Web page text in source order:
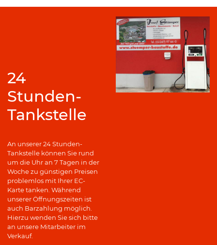
24
Stunden-
Tankstelle
An unserer 24 Stunden-
Tankstelle können Sie rund
um die Uhr an 7 Tagen in der
Woche zu günstigen Preisen
problemlos mit Ihrer EC-
Karte tanken. Während
unserer Öffnungszeiten ist
auch Barzahlung möglich.
Hierzu wenden Sie sich bitte
an unsere Mitarbeiter im
Verkauf.